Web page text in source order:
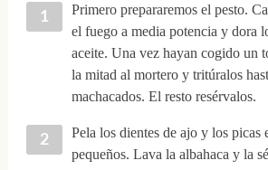
Primero prepararemos el pesto.
el fuego a media potencia y dora
aceite. Una vez hayan cogido un
la mitad al mortero y tritúralos
machacados. El resto resérvalos.
Pela los dientes de ajo y los picas
pequeños. Lava la albahaca y la